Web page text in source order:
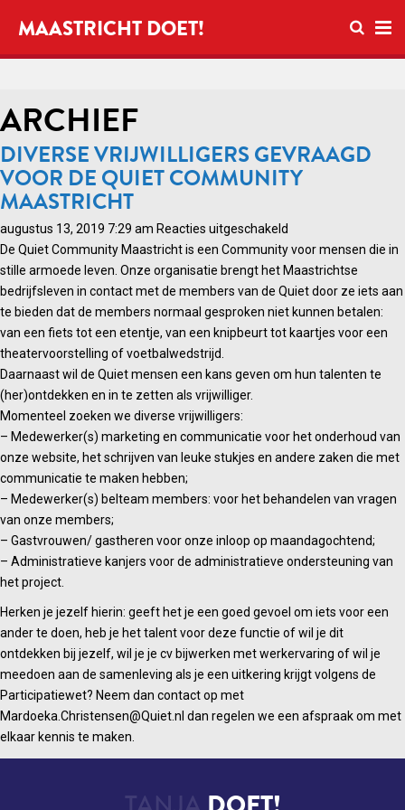
Open
MAASTRICHT DOET!
ARCHIEF
DIVERSE VRIJWILLIGERS GEVRAAGD
VOOR DE QUIET COMMUNITY
MAASTRICHT
augustus 13, 2019 7:29 am Reacties uitgeschakeld
Diverse
vrijwilligers
gevraagd
voor
de
Community
De Quiet Community Maastricht is een Community voor mensen die in
stille armoede leven. Onze organisatie brengt het Maastrichtse
bedrijfsleven in contact met de members van de Quiet door ze iets aan
te bieden dat de members normaal gesproken niet kunnen betalen:
van een fiets tot een etentje, van een knipbeurt tot kaartjes voor een
theatervoorstelling of voetbalwedstrijd.
Daarnaast wil de Quiet mensen een kans geven om hun talenten te
(her)ontdekken en in te zetten als vrijwilliger.
Momenteel zoeken we diverse vrijwilligers:
– Medewerker(s) marketing en communicatie voor het onderhoud van
onze website, het schrijven van leuke stukjes en andere zaken die met
communicatie te maken hebben;
– Medewerker(s) belteam members: voor het behandelen van vragen
van onze members;
– Gastvrouwen/ gastheren voor onze inloop op maandagochtend;
– Administratieve kanjers voor de administratieve ondersteuning van
het project.
Herken je jezelf hierin: geeft het je een goed gevoel om iets voor een
ander te doen, heb je het talent voor deze functie of wil je dit
ontdekken bij jezelf, wil je je cv bijwerken met werkervaring of wil je
meedoen aan de samenleving als je een uitkering krijgt volgens de
Participatiewet? Neem dan contact op met
Mardoeka.Christensen@Quiet.nl dan regelen we een afspraak om met
elkaar kennis te maken.